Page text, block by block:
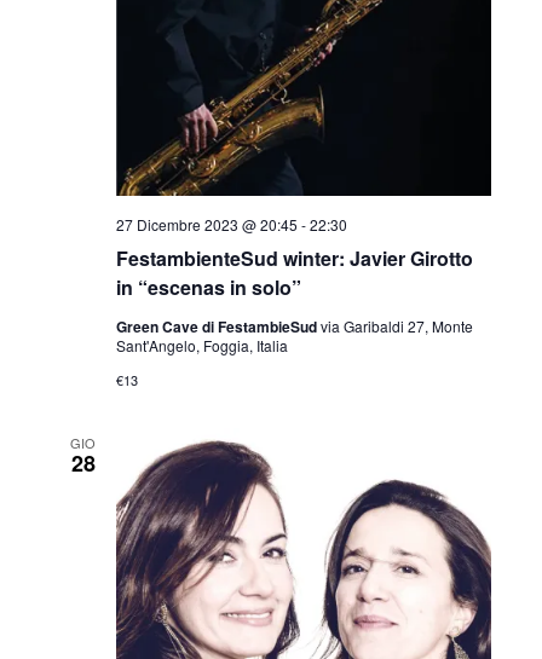
FestambienteSud winter: Javier Girotto
in “escenas in solo”
27 Dicembre 2023 @ 20:45 -22:30
Green Cave di FestambieSudvia Garibaldi 27, Monte
Sant'Angelo, Foggia, Italia
€13
GIO
28